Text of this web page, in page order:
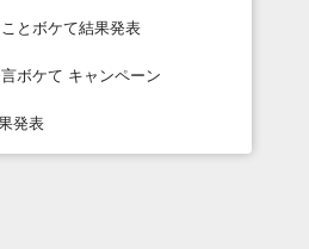
とボケて結果発表
ボケて キャンペーン
発表